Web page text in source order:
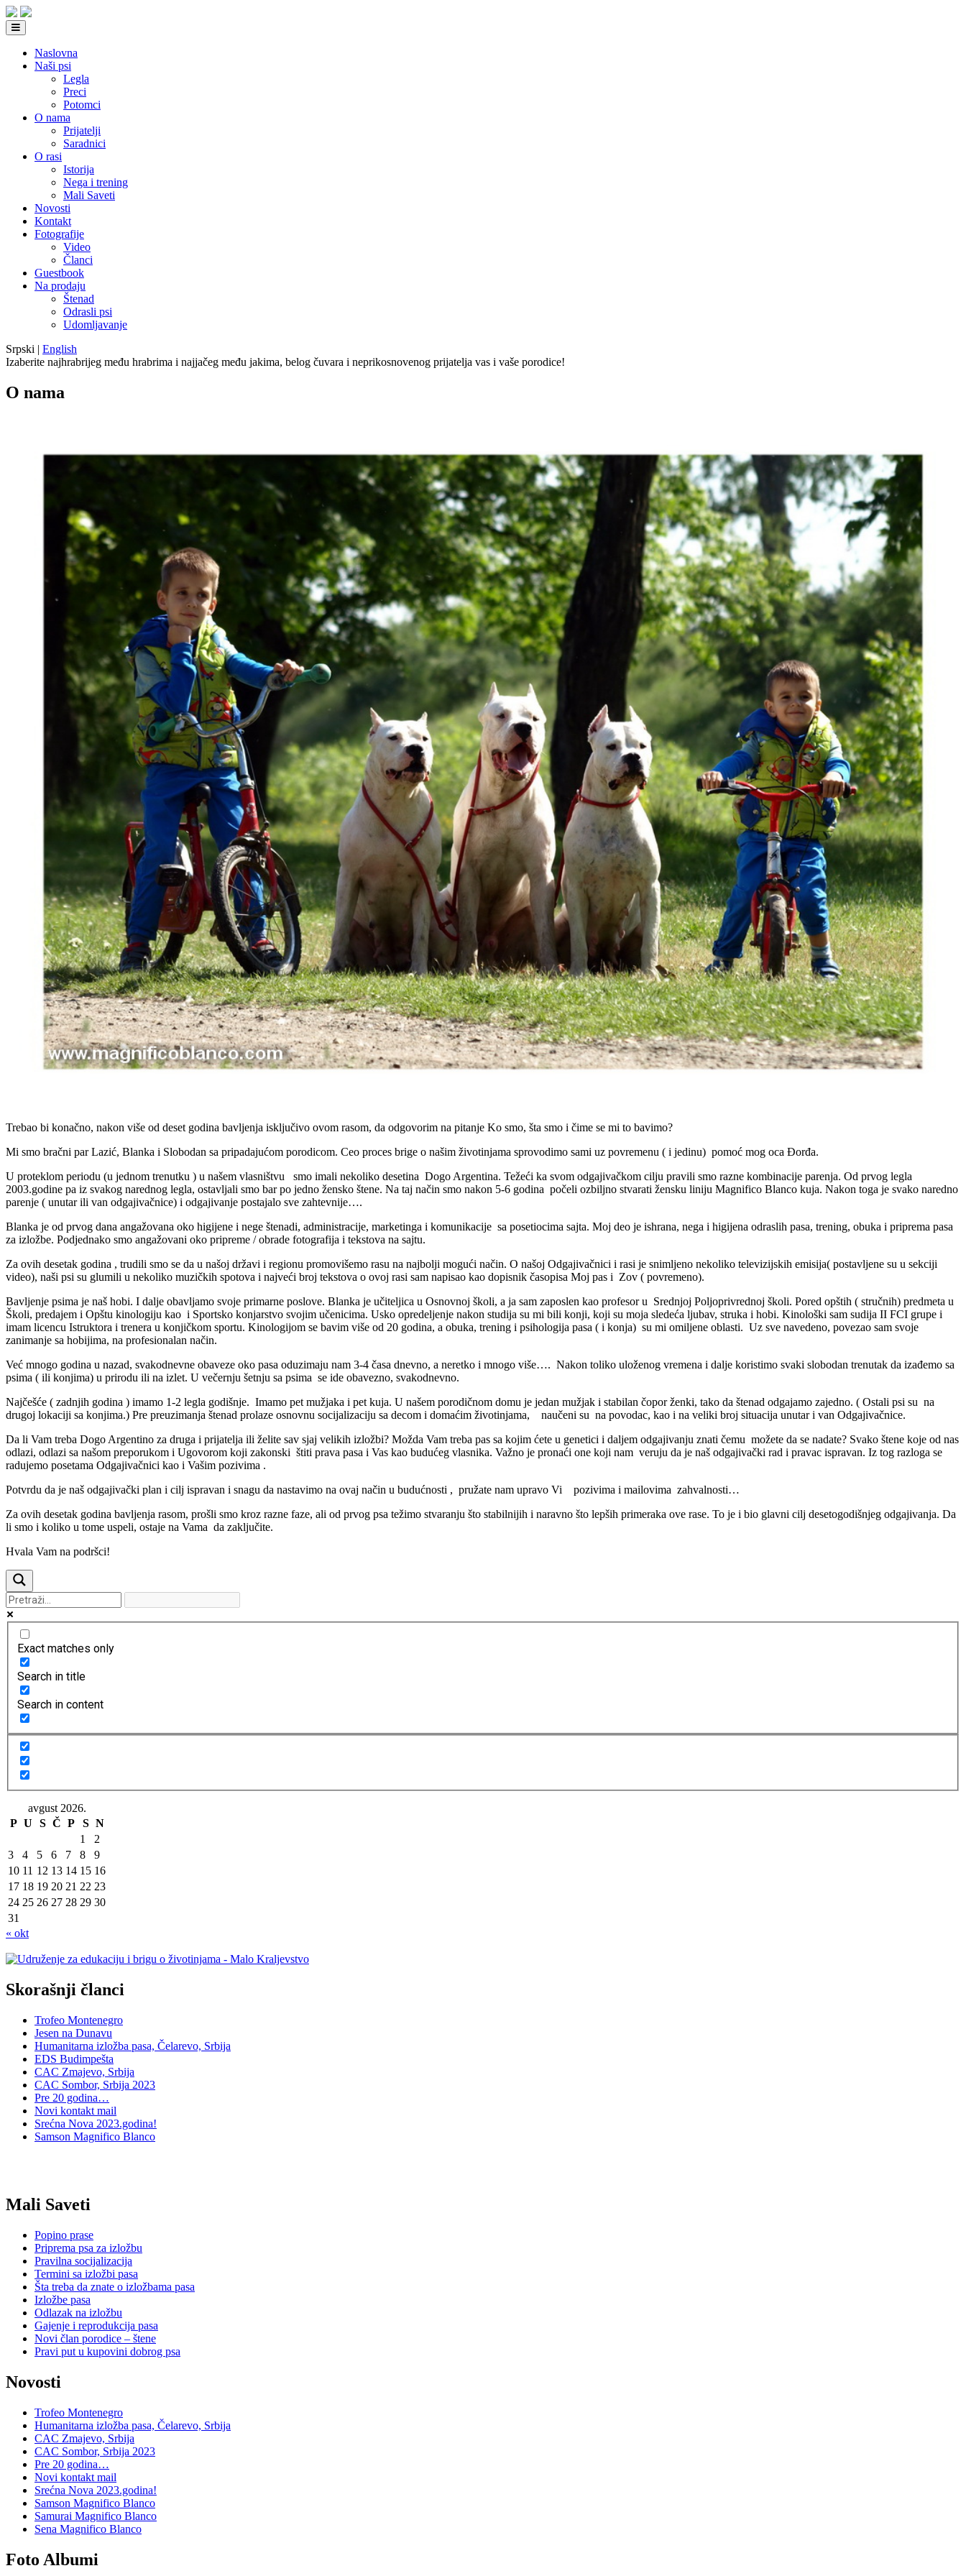
Naslovna
Naši psi
Legla
Preci
Potomci
O nama
Prijatelji
Saradnici
O rasi
Istorija
Nega i trening
Mali Saveti
Novosti
Kontakt
Fotografije
Video
Članci
Guestbook
Na prodaju
Štenad
Odrasli psi
Udomljavanje
Srpski | English
Izaberite najhrabrijeg među hrabrima i najjačeg među jakima, belog čuvara i neprikosnovenog prijatelja vas i vaše porodice!
O nama
Trebao bi konačno, nakon više od deset godina bavljenja isključivo ovom rasom, da odgovorim na pitanje Ko smo, šta smo i čime se mi to bavimo?
Mi smo bračni par Lazić, Blanka i Slobodan sa pripadajućom porodicom. Ceo proces brige o našim životinjama sprovodimo sami uz povremenu ( i jedinu) pomoć mog oca Đorđa.
U proteklom periodu (u jednom trenutku ) u našem vlasništvu smo imali nekoliko desetina Dogo Argentina. Težeći ka svom odgajivačkom cilju pravili smo razne kombinacije parenja. Od prvog legla
2003.godine pa iz svakog narednog legla, ostavljali smo bar po jedno žensko štene. Na taj način smo nakon 5-6 godina počeli ozbiljno stvarati žensku liniju Magnifico Blanco kuja. Nakon toga je svako naredno
parenje ( unutar ili van odgajivačnice) i odgajivanje postajalo sve zahtevnije….
Blanka je od prvog dana angažovana oko higijene i nege štenadi, administracije, marketinga i komunikacije sa posetiocima sajta. Moj deo je ishrana, nega i higijena odraslih pasa, trening, obuka i priprema pasa
za izložbe. Podjednako smo angažovani oko pripreme / obrade fotografija i tekstova na sajtu.
Za ovih desetak godina , trudili smo se da u našoj državi i regionu promovišemo rasu na najbolji mogući način. O našoj Odgajivačnici i rasi je snimljeno nekoliko televizijskih emisija( postavljene su u sekciji
video), naši psi su glumili u nekoliko muzičkih spotova i najveći broj tekstova o ovoj rasi sam napisao kao dopisnik časopisa Moj pas i Zov ( povremeno).
Bavljenje psima je naš hobi. I dalje obavljamo svoje primarne poslove. Blanka je učiteljica u Osnovnoj školi, a ja sam zaposlen kao profesor u Srednjoj Poljoprivrednoj školi. Pored opštih ( stručnih) predmeta u
Školi, predajem i Opštu kinologiju kao i Sportsko konjarstvo svojim učenicima. Usko opredeljenje nakon studija su mi bili konji, koji su moja sledeća ljubav, struka i hobi. Kinološki sam sudija II FCI grupe i
imam licencu Istruktora i trenera u konjičkom sportu. Kinologijom se bavim više od 20 godina, a obuka, trening i psihologija pasa ( i konja) su mi omiljene oblasti. Uz sve navedeno, povezao sam svoje
zanimanje sa hobijima, na profesionalan način.
Već mnogo godina u nazad, svakodnevne obaveze oko pasa oduzimaju nam 3-4 časa dnevno, a neretko i mnogo više…. Nakon toliko uloženog vremena i dalje koristimo svaki slobodan trenutak da izađemo sa
psima ( ili konjima) u prirodu ili na izlet. U večernju šetnju sa psima se ide obavezno, svakodnevno.
Najčešće ( zadnjih godina ) imamo 1-2 legla godišnje. Imamo pet mužjaka i pet kuja. U našem porodičnom domu je jedan mužjak i stabilan čopor ženki, tako da štenad odgajamo zajedno. ( Ostali psi su na
drugoj lokaciji sa konjima.) Pre preuzimanja štenad prolaze osnovnu socijalizaciju sa decom i domaćim životinjama, naučeni su na povodac, kao i na veliki broj situacija unutar i van Odgajivačnice.
Da li Vam treba Dogo Argentino za druga i prijatelja ili želite sav sjaj velikih izložbi? Možda Vam treba pas sa kojim ćete u genetici i daljem odgajivanju znati čemu možete da se nadate? Svako štene koje od nas
odlazi, odlazi sa našom preporukom i Ugovorom koji zakonski štiti prava pasa i Vas kao budućeg vlasnika. Važno je pronaći one koji nam veruju da je naš odgajivački rad i pravac ispravan. Iz tog razloga se
radujemo posetama Odgajivačnici kao i Vašim pozivima .
Potvrdu da je naš odgajivački plan i cilj ispravan i snagu da nastavimo na ovaj način u budućnosti , pružate nam upravo Vi pozivima i mailovima zahvalnosti…
Za ovih desetak godina bavljenja rasom, prošli smo kroz razne faze, ali od prvog psa težimo stvaranju što stabilnijih i naravno što lepših primeraka ove rase. To je i bio glavni cilj desetogodišnjeg odgajivanja. Da
li smo i koliko u tome uspeli, ostaje na Vama da zaključite.
Hvala Vam na podršci!
Exact matches only
Search in title
Search in content
avgust 2026.
P U S Č P S N
1
2
3
4 5 6 7 8
9
10 11 12 13 14 15 16
17 18 19 20 21 22 23
24 25 26 27 28 29 30
31
« okt
Skorašnji članci
Trofeo Montenegro
Jesen na Dunavu
Humanitarna izložba pasa, Čelarevo, Srbija
EDS Budimpešta
CAC Zmajevo, Srbija
CAC Sombor, Srbija 2023
Pre 20 godina…
Novi kontakt mail
Srećna Nova 2023.godina!
Samson Magnifico Blanco
Mali Saveti
Popino prase
Priprema psa za izložbu
Pravilna socijalizacija
Termini sa izložbi pasa
Šta treba da znate o izložbama pasa
Izložbe pasa
Odlazak na izložbu
Gajenje i reprodukcija pasa
Novi član porodice – štene
Pravi put u kupovini dobrog psa
Novosti
Trofeo Montenegro
Humanitarna izložba pasa, Čelarevo, Srbija
CAC Zmajevo, Srbija
CAC Sombor, Srbija 2023
Pre 20 godina…
Novi kontakt mail
Srećna Nova 2023.godina!
Samson Magnifico Blanco
Samurai Magnifico Blanco
Sena Magnifico Blanco
Foto Albumi